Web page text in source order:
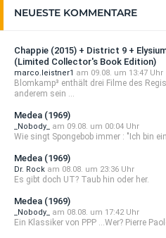
NEUESTE KOMMENTARE
Chappie (2015) + District 9 +
(Limited Collector's Book Edition)
marco.leistner1 am 09.08. um 13:47 Uhr
Blomkamp³ enthält drei Filme des
anderem sein ...
Medea (1969)
_Nobody_ am 09.08. um 00:04 Uhr
Wie singt Spongebob immer : "Ich bin
Medea (1969)
Dr. Rock am 08.08. um 23:36 Uhr
Es gibt doch UT? Taub hin oder her.
Medea (1969)
_Nobody_ am 08.08. um 17:42 Uhr
Ein Klassiker von PPP ...Wer? Pierre